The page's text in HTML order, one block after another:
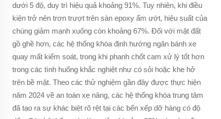
dưới 5 độ, duy trì hiệu quả khoảng 91%. Tuy nhiên, khi điều
kiện trở nên trơn trượt trên sàn epoxy ẩm ướt, hiệu suất của
chúng giảm mạnh xuống còn khoảng 67%. Đối với mặt đất
gồ ghề hơn, các hệ thống khóa định hướng ngăn bánh xe
quay mất kiểm soát, trong khi phanh chốt cam xử lý tốt hơn
trong các tình huống khắc nghiệt như có sỏi hoặc khe hở
trên bề mặt. Theo các thử nghiệm gần đây được thực hiện
năm 2024 về an toàn xe nâng, các hệ thống khóa trung tâm
đã tạo ra sự khác biệt rõ rệt tại các bến xếp dỡ hàng có độ